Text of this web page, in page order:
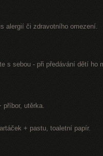
alergií či zdravotního omezení.
s sebou - při předávání dětí ho
příbor, utěrka.
+ pastu, toaletní papír.